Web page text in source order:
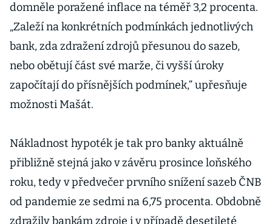
domněle poražené inflace na téměř 3,2 procenta.
„Zaleží na konkrétních podmínkách jednotlivých
bank, zda zdražení zdrojů přesunou do sazeb,
nebo obětují část své marže, či vyšší úroky
započítají do přísnějších podmínek,“ upřesňuje
možnosti Mašát.
Nákladnost hypoték je tak pro banky aktuálně
přibližně stejná jako v závěru prosince loňského
roku, tedy v předvečer prvního snížení sazeb ČNB
od pandemie ze sedmi na 6,75 procenta. Obdobně
zdražily bankám zdroje i v případě desetileté